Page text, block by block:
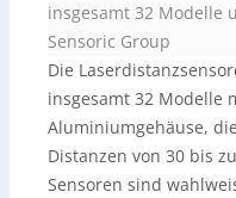
insgesamt 32 Modelle
Sensoric Group
Die
insgesamt 32 Modelle
Aluminiumgehäuse,
Distanzen von 30 bis
Sensoren sind